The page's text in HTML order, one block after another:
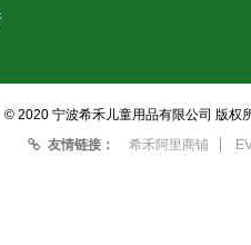
© 2020 宁波希⽲⼉童⽤品有限公司 版权
友情链接：
希禾阿里商铺